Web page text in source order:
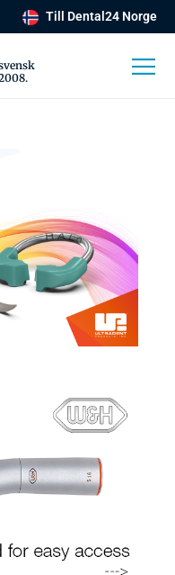
Till Dental24 Norge